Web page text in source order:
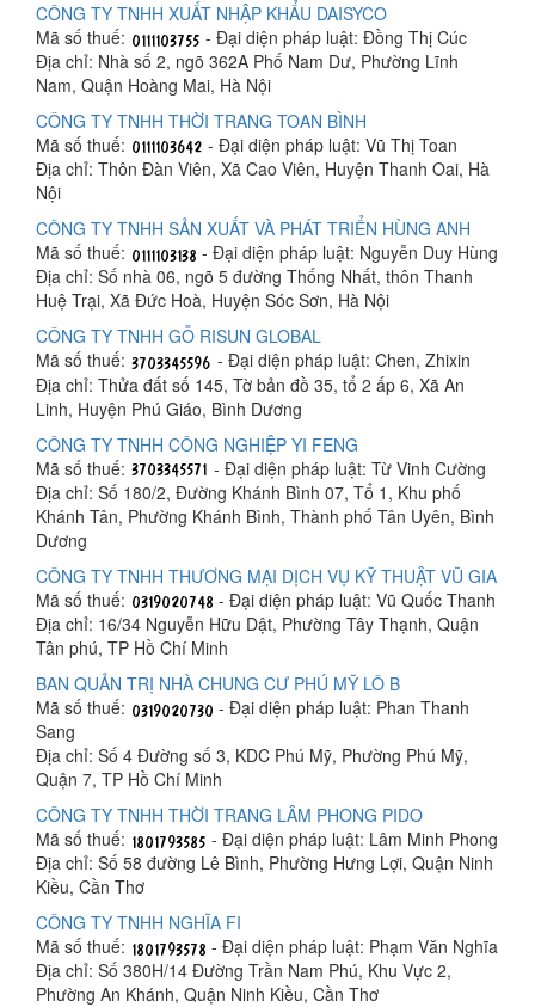
CÔNG TY TNHH XUẤT NHẬP KHẨU DAISYCO
Mã số thuế:
- Đại diện pháp luật: Đồng Thị Cúc
Địa chỉ: Nhà số 2, ngõ 362A Phố Nam Dư, Phường Lĩnh
Nam, Quận Hoàng Mai, Hà Nội
CÔNG TY TNHH THỜI TRANG TOAN BÌNH
Mã số thuế:
- Đại diện pháp luật: Vũ Thị Toan
Địa chỉ: Thôn Đàn Viên, Xã Cao Viên, Huyện Thanh Oai, Hà
Nội
CÔNG TY TNHH SẢN XUẤT VÀ PHÁT TRIỂN HÙNG ANH
Mã số thuế:
- Đại diện pháp luật: Nguyễn Duy Hùng
Địa chỉ: Số nhà 06, ngõ 5 đường Thống Nhất, thôn Thanh
Huệ Trại, Xã Đức Hoà, Huyện Sóc Sơn, Hà Nội
CÔNG TY TNHH GỖ RISUN GLOBAL
Mã số thuế:
- Đại diện pháp luật: Chen, Zhixin
Địa chỉ: Thửa đất số 145, Tờ bản đồ 35, tổ 2 ấp 6, Xã An
Linh, Huyện Phú Giáo, Bình Dương
CÔNG TY TNHH CÔNG NGHIỆP YI FENG
Mã số thuế:
- Đại diện pháp luật: Từ Vinh Cường
Địa chỉ: Số 180/2, Đường Khánh Bình 07, Tổ 1, Khu phố
Khánh Tân, Phường Khánh Bình, Thành phố Tân Uyên, Bình
Dương
CÔNG TY TNHH THƯƠNG MẠI DỊCH VỤ KỸ THUẬT VŨ GIA
Mã số thuế:
- Đại diện pháp luật: Vũ Quốc Thanh
Địa chỉ: 16/34 Nguyễn Hữu Dật, Phường Tây Thạnh, Quận
Tân phú, TP Hồ Chí Minh
BAN QUẢN TRỊ NHÀ CHUNG CƯ PHÚ MỸ LÔ B
Mã số thuế:
- Đại diện pháp luật: Phan Thanh
Sang
Địa chỉ: Số 4 Đường số 3, KDC Phú Mỹ, Phường Phú Mỹ,
Quận 7, TP Hồ Chí Minh
CÔNG TY TNHH THỜI TRANG LÂM PHONG PIDO
Mã số thuế:
- Đại diện pháp luật: Lâm Minh Phong
Địa chỉ: Số 58 đường Lê Bình, Phường Hưng Lợi, Quận Ninh
Kiều, Cần Thơ
CÔNG TY TNHH NGHĨA FI
Mã số thuế:
- Đại diện pháp luật: Phạm Văn Nghĩa
Địa chỉ: Số 380H/14 Đường Trần Nam Phú, Khu Vực 2,
Phường An Khánh, Quận Ninh Kiều, Cần Thơ